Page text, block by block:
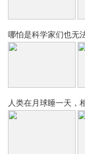
哪怕是科学家们也无
人类在月球睡一天，